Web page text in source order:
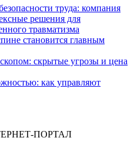
труда: компания
решения для
травматизма
становится главным
скрытые угрозы и цена
как управляют
ПОРТАЛ